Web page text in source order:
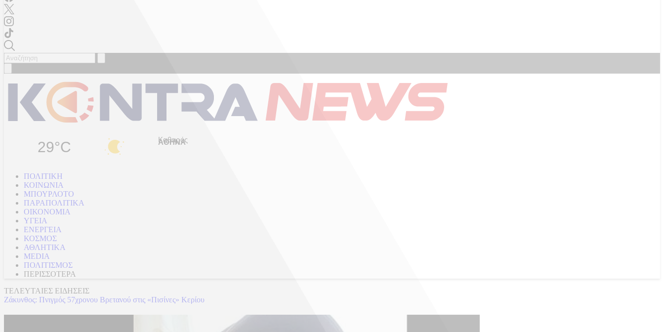
29°C Καθαρός
ΠΟΛΙΤΙΚΗ
ΚΟΙΝΩΝΙΑ
ΜΠΟΥΡΛΟΤΟ
ΠΑΡΑΠΟΛΙΤΙΚΑ
ΟΙΚΟΝΟΜΙΑ
ΥΓΕΙΑ
ΕΝΕΡΓΕΙΑ
ΚΟΣΜΟΣ
ΑΘΛΗΤΙΚΑ
MEDIA
ΠΟΛΙΤΙΣΜΟΣ
ΠΕΡΙΣΣΟΤΕΡΑ
ΤΕΛΕΥΤΑΙΕΣ ΕΙΔΗΣΕΙΣ
Ζάκυνθος: Πνιγμός 57χρονου Βρετανού στις «Πισίνες» Κερίου